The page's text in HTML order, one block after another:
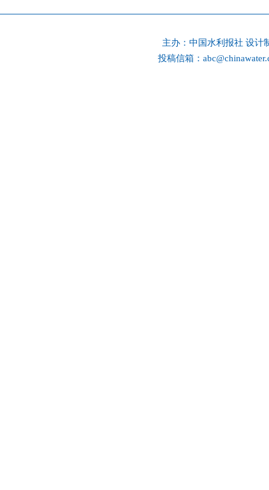
主办： 中国水利报社 设计
投稿信箱：